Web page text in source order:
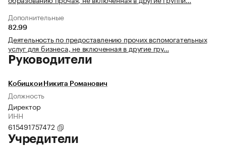
Дополнительные
82.99
Деятельность по предоставлению прочих вспомогательных
услуг для бизнеса, не включенная в другие гру…
Руководители
Кобицкои Никита Романович
Должность
Директор
ИНН
615491757472
Учредители